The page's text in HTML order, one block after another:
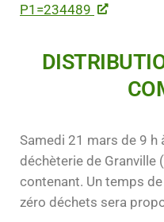
P1=234489
Samedi 21 mars de 9 h
déchèterie de Granville
contenant. Un temps
zéro déchets sera